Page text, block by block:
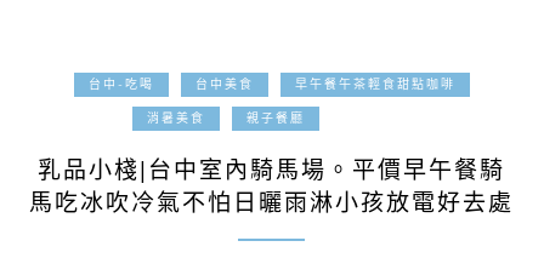
台中-吃喝 台中美食 早午餐午茶輕食甜點咖啡
消暑美食 親子餐廳
乳品小棧|台中室內騎馬場。平價早午餐騎
馬吃冰吹冷氣不怕日曬雨淋小孩放電好去處